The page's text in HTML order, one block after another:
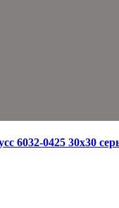
6032-0425 30x30